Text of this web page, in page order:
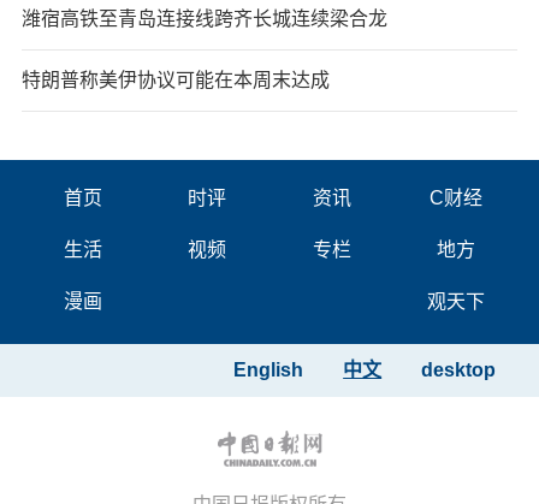
潍宿高铁至青岛连接线跨齐长城连续梁合龙
特朗普称美伊协议可能在本周末达成
首页 时评 资讯 C财经
生活 视频 专栏 地方
漫画 观天下
desktop
中文
English